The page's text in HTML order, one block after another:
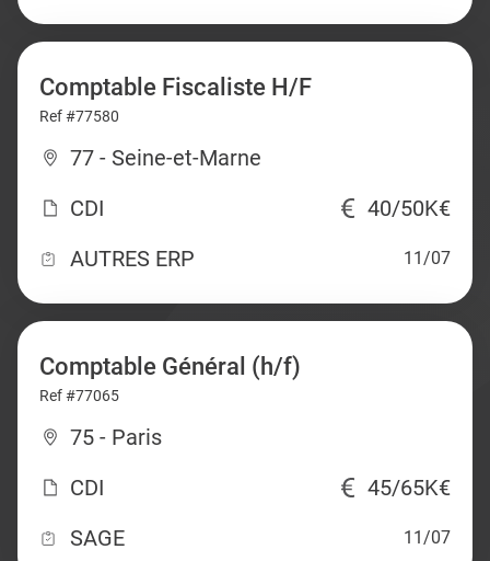
Comptable Fiscaliste H/F
Ref #77580
77 - Seine-et-Marne
CDI
40/50K€
AUTRES ERP
11/07
Comptable Général (h/f)
Ref #77065
75 - Paris
CDI
45/65K€
SAGE
11/07